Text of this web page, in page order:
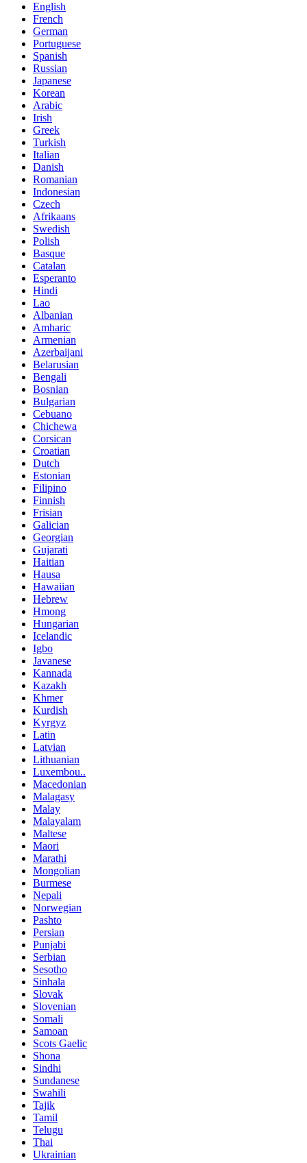
English
French
German
Portuguese
Spanish
Russian
Japanese
Korean
Arabic
Irish
Greek
Turkish
Italian
Danish
Romanian
Indonesian
Czech
Afrikaans
Swedish
Polish
Basque
Catalan
Esperanto
Hindi
Lao
Albanian
Amharic
Armenian
Azerbaijani
Belarusian
Bengali
Bosnian
Bulgarian
Cebuano
Chichewa
Corsican
Croatian
Dutch
Estonian
Filipino
Finnish
Frisian
Galician
Georgian
Gujarati
Haitian
Hausa
Hawaiian
Hebrew
Hmong
Hungarian
Icelandic
Igbo
Javanese
Kannada
Kazakh
Khmer
Kurdish
Kyrgyz
Latin
Latvian
Lithuanian
Luxembou..
Macedonian
Malagasy
Malay
Malayalam
Maltese
Maori
Marathi
Mongolian
Burmese
Nepali
Norwegian
Pashto
Persian
Punjabi
Serbian
Sesotho
Sinhala
Slovak
Slovenian
Somali
Samoan
Scots Gaelic
Shona
Sindhi
Sundanese
Swahili
Tajik
Tamil
Telugu
Thai
Ukrainian